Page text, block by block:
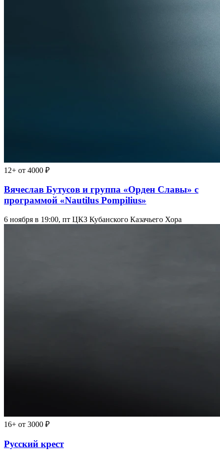
12+ от 4000 ₽
Вячеслав Бутусов и группа «Орден Славы» с
программой «Nautilus Pompilius»
6 ноября в 19:00, пт ЦКЗ Кубанского Казачьего Хора
16+ от 3000 ₽
Русский крест